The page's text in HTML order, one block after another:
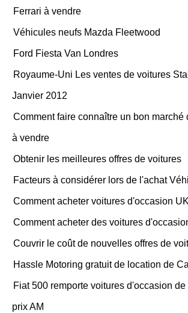
Ferrari à vendre
Véhicules neufs Mazda Fleetwood
Ford Fiesta Van Londres
Royaume-Uni Les ventes de voitures
Janvier 2012
Comment faire connaître un bon marché
à vendre
Obtenir les meilleures offres de voitures
Facteurs à considérer lors de l'achat
Comment acheter voitures d'occasion UK
Comment acheter des voitures
Couvrir le coût de nouvelles offres de
Hassle Motoring gratuit de location de
Fiat 500 remporte voitures d'occasion
prix AM